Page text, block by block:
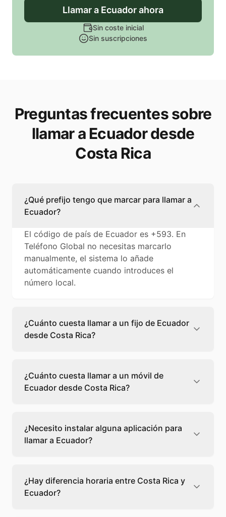
Llamara Ecuadorahora
Sin coste inicial
Sin suscripciones
Preguntas frecuentes sobre
llamar a Ecuador desde
Costa Rica
¿Qué prefijo tengo que marcar para llamar a
Ecuador?
El código de país de Ecuador es +593. En
Teléfono Global no necesitas marcarlo
manualmente, el sistema lo añade
automáticamente cuando introduces el
número local.
¿Cuánto cuesta llamar a un fijo de Ecuador
desde Costa Rica?
cuesta 0,13 €/min con Teléfono Global. Verás
el precio exacto antes de marcar para que
sepas qué vas a gastar.
¿Cuánto cuesta llamar a un móvil de
Ecuador desde Costa Rica?
Rica cuesta 0,22 €/min con Teléfono Global.
Pagas solo los minutos que hablas, sin cuotas
ni permanencia.
¿Necesito instalar alguna aplicación para
llamar a Ecuador?
desde tu navegador web. Solo necesitas una
conexión a internet y podrás llamar
directamente a Ecuador.
¿Hay diferencia horaria entre Costa Rica y
Ecuador?